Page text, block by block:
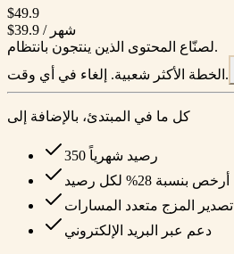
$49.9
$39.9
/ شهر
لصنّاع المحتوى الذين ينتجون بانتظام.
الخطة الأكثر شعبية. إلغاء في أي وقت.
كل ما في المبتدئ، بالإضافة إلى
350 رصيد شهرياً
أرخص بنسبة 28% لكل رصيد
تصدير المزج متعدد المسارات
دعم عبر البريد الإلكتروني